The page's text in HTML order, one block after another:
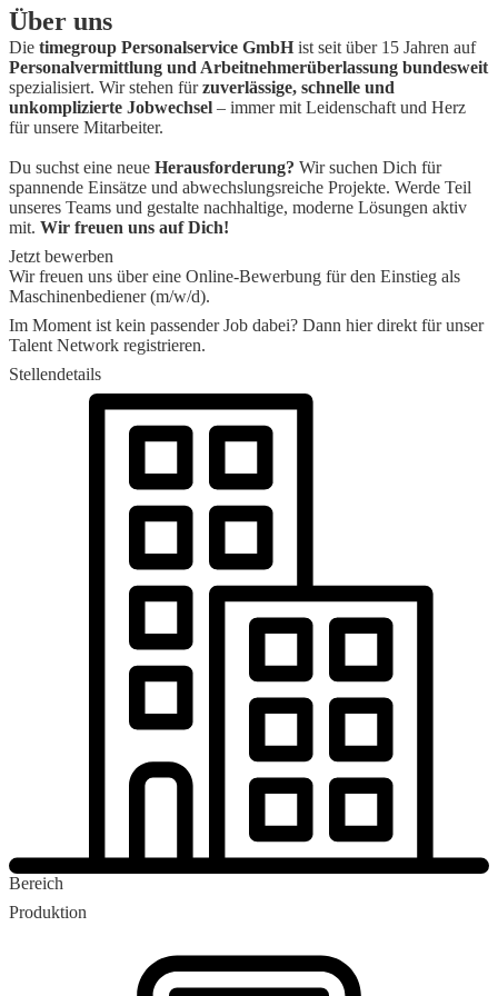
Über uns
Die timegroup Personalservice GmbH ist seit über 15 Jahren auf
Personalvermittlung und Arbeitnehmerüberlassung bundesweit
spezialisiert. Wir stehen fürzuverlässige, schnelle und
unkomplizierte Jobwechsel – immer mit Leidenschaft und Herz
für unsere Mitarbeiter.
Du suchst eine neue Herausforderung? Wir suchen Dich für
spannende Einsätze und abwechslungsreiche Projekte. Werde Teil
unseres Teams und gestalte nachhaltige, moderne Lösungen aktiv
mit. Wir freuen uns auf Dich!
Jetzt bewerben
Wir freuen uns über eine Online-Bewerbung für den Einstieg als
Maschinenbediener (m/w/d).
Im Moment ist kein passender Job dabei? Dann hier direkt für unser
Talent Network registrieren.
Stellendetails
Bereich
Produktion